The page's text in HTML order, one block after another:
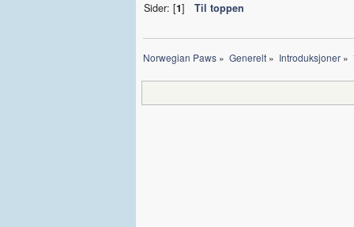
Sider: [1] Til toppen
Norwegian Paws » Generelt» Introduksjoner»